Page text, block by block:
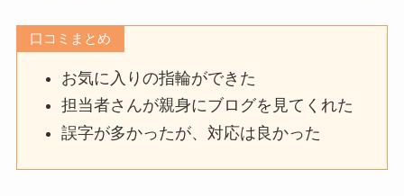
口コミまとめ
お気に入りの指輪ができた
担当者さんが親身にブログを見てくれた
誤字が多かったが、対応は良かった